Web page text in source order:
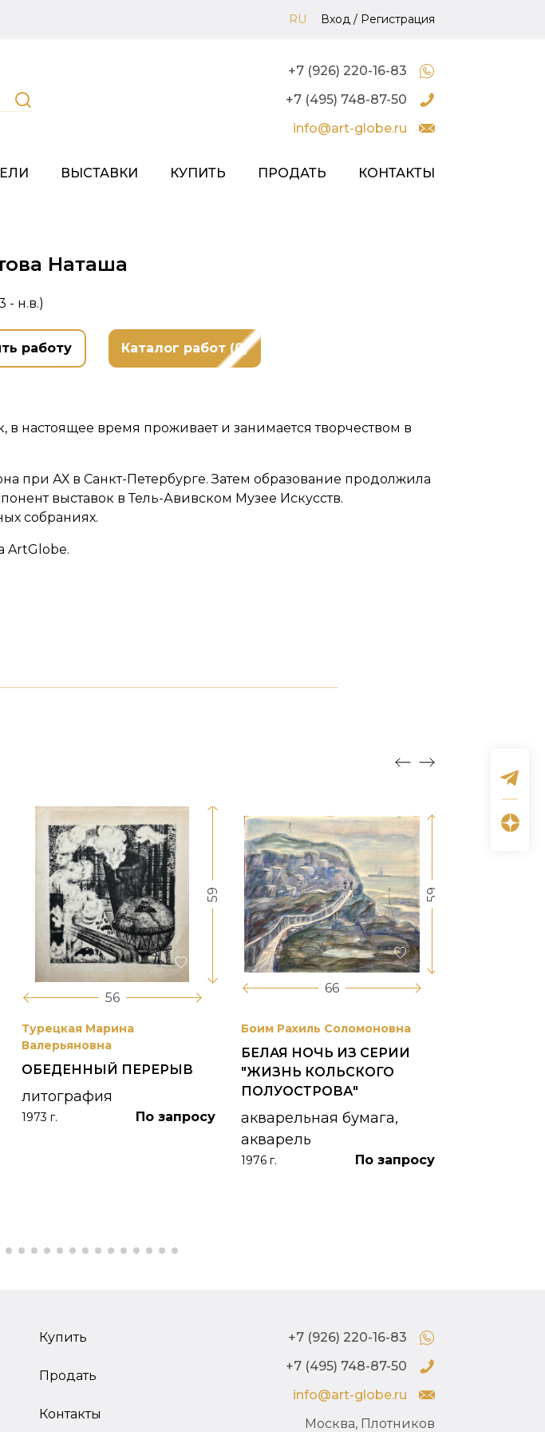
RU Вход / Регистрация
+7 (926) 220-16-83
+7 (495) 748-87-50
info@art-globe.ru
ВЫСТАВКИ КУПИТЬ ПРОДАТЬ КОНТАКТЫ
Наташа
- н.в.)
работу Каталог работ (0)
настоящее время проживает и занимается творчеством в
при АХ в Санкт-Петербурге. Затем образование продолжила
выставок в Тель-Авивском Музее Искусств.
собраниях.
ArtGlobe.
56
59
Турецкая Марина
Валерьяновна
ОБЕДЕННЫЙ ПЕРЕРЫВ
литография
1973 г. По запросу
66
59
Боим Рахиль Соломоновна
БЕЛАЯ НОЧЬ ИЗ СЕРИИ
"ЖИЗНЬ КОЛЬСКОГО
ПОЛУОСТРОВА"
акварельная бумага,
акварель
1976 г. По запросу
Купить
Продать
Контакты
+7 (926) 220-16-83
+7 (495) 748-87-50
info@art-globe.ru
Москва, Плотников